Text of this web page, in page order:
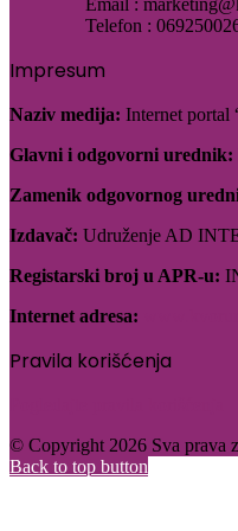
Telefon :
Impresum
Naziv medija: Internet portal
Glavni i odgovorni urednik:
Zamenik odgovornog
Izdavač: Udruženje AD
Registarski broj u APR-u:
Internet adresa:
Pravila korišćenja
© Copyright 2026 Sva prava
Back to top button